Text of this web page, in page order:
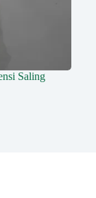
Saling